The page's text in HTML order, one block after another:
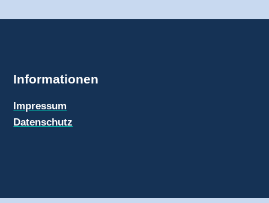
Informationen
Impressum
Datenschutz